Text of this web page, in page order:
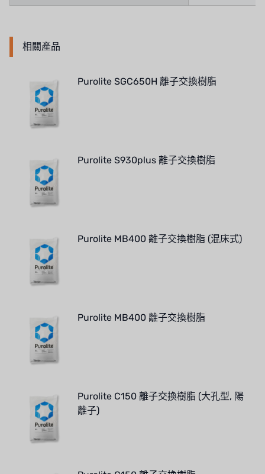
相關產品
Purolite SGC650H 離子交換樹脂
Purolite S930plus 離子交換樹脂
Purolite MB400 離子交換樹脂 (混床式)
Purolite MB400 離子交換樹脂
Purolite C150 離子交換樹脂 (大孔型, 陽
離子)